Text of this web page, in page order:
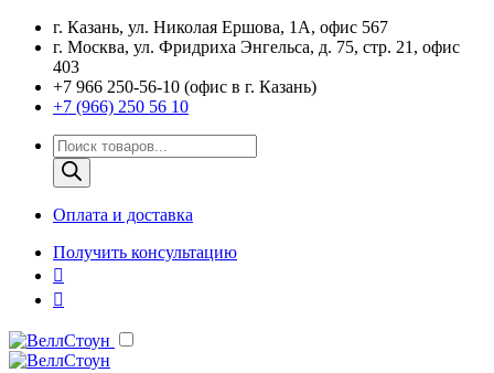
г. Казань, ул. Николая Ершова, 1А, офис 567
г. Москва, ул. Фридриха Энгельса, д. 75, стр. 21, офис
403
+7 966 250-56-10 (офис в г. Казань)
+7 (966) 250 56 10
Поиск
товаров
Оплата и доставка
Получить консультацию